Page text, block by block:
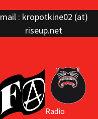
mail : kropotkine02 (at)
riseup.net
Radio